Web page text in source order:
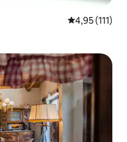
Gemiddelde
4,95 (111)